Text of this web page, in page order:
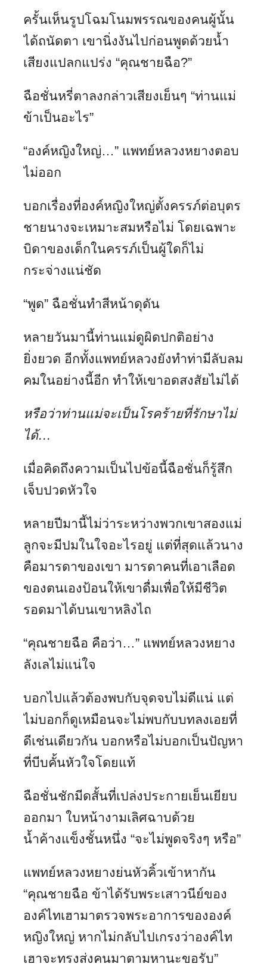
ครั้นเห็นรูปโฉมโนมพรรณของคนผู้นั้น
ได้ถนัดตา เขานิ่งงันไปก่อนพูดด้วยน้ำ
เสียงแปลกแปร่ง “คุณชายฉือ?”
ฉือชั่นหรี่ตาลงกล่าวเสียงเย็นๆ “ท่านแม่
ข้าเป็นอะไร”
“องค์หญิงใหญ่…” แพทย์หลวงหยางตอบ
ไม่ออก
บอกเรื่องที่องค์หญิงใหญ่ตั้งครรภ์ต่อบุตร
ชายนางจะเหมาะสมหรือไม่ โดยเฉพาะ
บิดาของเด็กในครรภ์เป็นผู้ใดก็ไม่
กระจ่างแน่ชัด
“พูด” ฉือชั่นทำสีหน้าดุดัน
หลายวันมานี้ท่านแม่ดูผิดปกติอย่าง
ยิ่งยวด อีกทั้งแพทย์หลวงยังทำท่ามีลับลม
คมในอย่างนี้อีก ทำให้เขาอดสงสัยไม่ได้
หรือว่าท่านแม่จะเป็นโรคร้ายที่รักษาไม่
ได้…
เมื่อคิดถึงความเป็นไปข้อนี้ฉือชั่นก็รู้สึก
เจ็บปวดหัวใจ
หลายปีมานี้ไม่ว่าระหว่างพวกเขาสองแม่
ลูกจะมีปมในใจอะไรอยู่ แต่ที่สุดแล้วนาง
คือมารดาของเขา มารดาคนที่เอาเลือด
ของตนเองป้อนให้เขาดื่มเพื่อให้มีชีวิต
รอดมาได้บนเขาหลิงไถ
“คุณชายฉือ คือว่า…” แพทย์หลวงหยาง
ลังเลไม่แน่ใจ
บอกไปแล้วต้องพบกับจุดจบไม่ดีแน่ แต่
ไม่บอกก็ดูเหมือนจะไม่พบกับบทลงเอยที่
ดีเช่นเดียวกัน บอกหรือไม่บอกเป็นปัญหา
ที่บีบคั้นหัวใจโดยแท้
ฉือชั่นชักมีดสั้นที่เปล่งประกายเย็นเยียบ
ออกมา ใบหน้างามเลิศฉาบด้วย
น้ำค้างแข็งชั้นหนึ่ง “จะไม่พูดจริงๆ หรือ”
แพทย์หลวงหยางย่นหัวคิ้วเข้าหากัน
“คุณชายฉือ ข้าได้รับพระเสาวนีย์ของ
องค์ไทเฮามาตรวจพระอาการขององค์
หญิงใหญ่ หากไม่กลับไปเกรงว่าองค์ไท
เฮาจะทรงส่งคนมาตามหานะขอรับ”